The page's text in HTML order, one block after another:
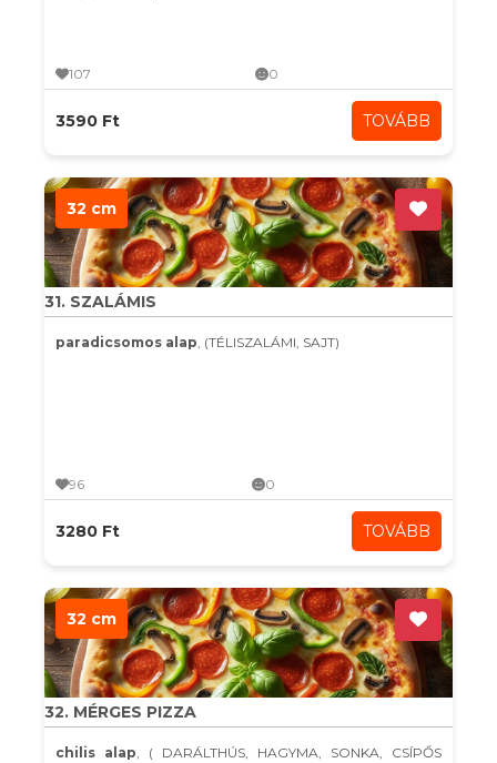
107 0
3590 Ft TOVÁBB
32 cm
31. SZALÁMIS
paradicsomos alap, (TÉLISZALÁMI, SAJT)
96 0
3280 Ft TOVÁBB
32 cm
32. MÉRGES PIZZA
chilis alap, ( DARÁLTHÚS, HAGYMA, SONKA, CSÍPŐS